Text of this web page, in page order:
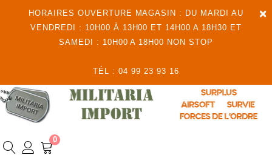
×
HORAIRES OUVERTURE MAGASIN : DU MARDI AU
VENDREDI : 10H00 À 13H00 ET 14H00 A 18H30 ET
SAMEDI : 10H00 A 18H00 NON STOP
TÉL : 04 99 23 93 16
0